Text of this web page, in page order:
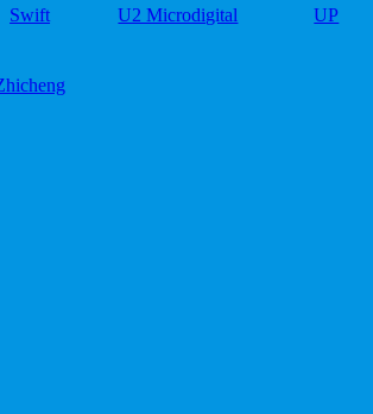
Swift U2 Microdigital UP